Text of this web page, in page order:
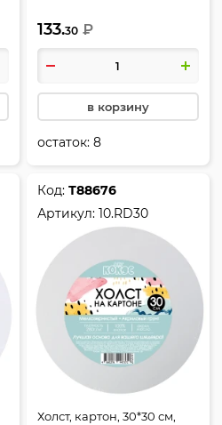
10.RD20
133.30 ₽
в корзину
остаток:8
Код:Т88676
Артикул:10.RD30
Холст, картон, 30*30 см,